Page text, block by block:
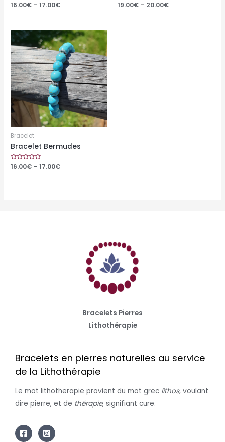
Rated
16.00€ –17.00€
Rated
19.00€ – 20.00€
Bracelet
Bracelet Bermudes
Rated
0
16.00€ –17.00€
Bracelets Pierres
Lithothérapie
Bracelets en pierres naturelles au service
de la Lithothérapie
Le mot lithotherapie provient du mot grec lithos, voulant
dire pierre, et de thérapie, signifiant cure.